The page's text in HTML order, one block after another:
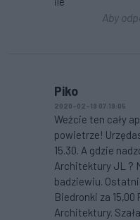
Aby
Piko
2020-02-19 07:19:05
Weźcie ten cały
powietrze!
15.30. A gdzie
Architektury JL ?
badziewiu.
Biedronki za 15,00
Architektury.